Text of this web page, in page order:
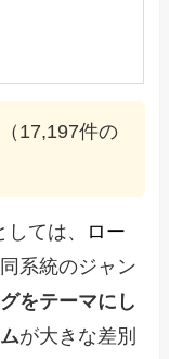
件の
ては、
ロー
系統のジャン
をテーマにし
が大きな差別